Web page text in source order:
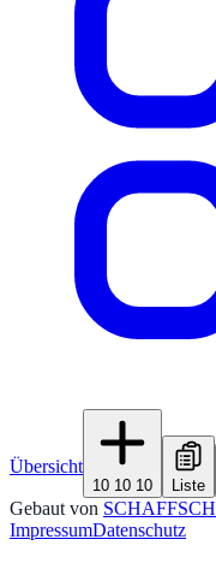
Übersicht
10 10 10 Liste
Gebaut von SCHAFFSCH
ImpressumDatenschutz